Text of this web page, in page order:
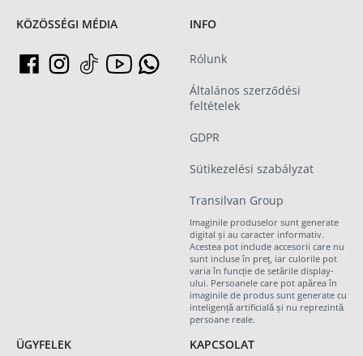
KÖZÖSSÉGI MÉDIA INFO
Rólunk
Általános szerződési
feltételek
GDPR
Sütikezelési szabályzat
Transilvan Group
Imaginile produselor sunt generate
digital și au caracter informativ.
Acestea pot include accesorii care nu
sunt incluse în preț, iar culorile pot
varia în funcție de setările display-
ului. Persoanele care pot apărea în
imaginile de produs sunt generate cu
inteligență artificială și nu reprezintă
persoane reale.
ÜGYFELEK KAPCSOLAT